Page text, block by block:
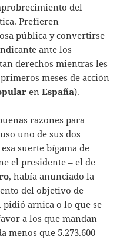
del
Prefieren
pública y convertirse
ante los
derechos mientras les
meses de acción
enEspaña).
razones para
uno de sus dos
suerte bígama de
el presidente – el de
, había anunciado la
del objetivo de
pidió arnica o lo que se
a los que mandan
menos que 5.273.600